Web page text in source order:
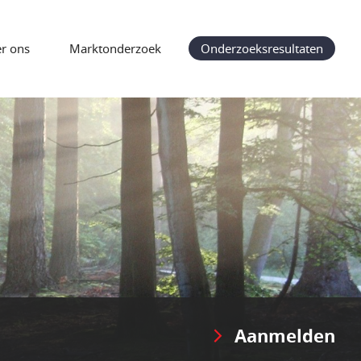
ons Marktonderzoek Onderzoeksresultaten
Aanmelden